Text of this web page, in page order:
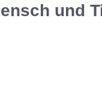
und